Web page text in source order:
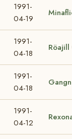
1991-
04-19
1991-
04-18
Röajill
1991-
04-18
1991-
04-12